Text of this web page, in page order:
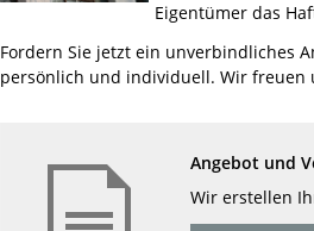
Eigentümer das
Fordern Sie jetzt ein unverbindliches
persönlich und individuell. Wir freuen
Angebot und
Wir erstellen